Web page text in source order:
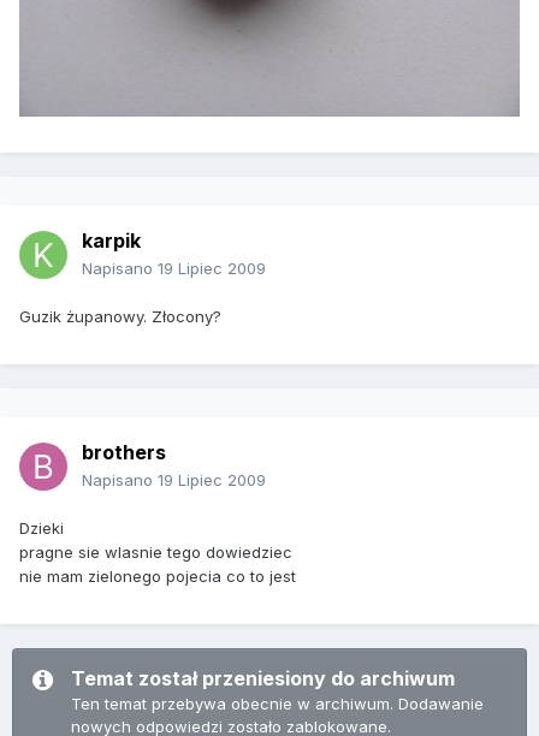
karpik
Napisano 19 Lipiec 2009
Guzik żupanowy. Złocony?
brothers
Napisano 19 Lipiec 2009
Dzieki
pragne sie wlasnie tego dowiedziec
nie mam zielonego pojecia co to jest
Temat został przeniesiony do archiwum
Ten temat przebywa obecnie w archiwum. Dodawanie
nowych odpowiedzi zostało zablokowane.